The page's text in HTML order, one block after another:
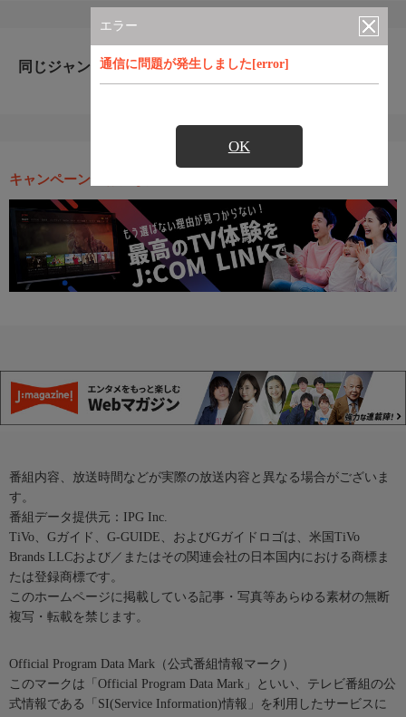
エラー
通信に問題が発生しました[error]
OK
同じジャンルのおすすめ番組
キャンペーン・お得な情報
番組内容、放送時間などが実際の放送内容と異なる場合がございま
す。
番組データ提供元：IPG Inc.
TiVo、Gガイド、G-GUIDE、およびGガイドロゴは、米国TiVo
Brands LLCおよび／またはその関連会社の日本国内における商標ま
たは登録商標です。
このホームページに掲載している記事・写真等あらゆる素材の無断
複写・転載を禁じます。
Official Program Data Mark（公式番組情報マーク）
このマークは「Official Program Data Mark」といい、テレビ番組の公
式情報である「SI(Service Information)情報」を利用したサービスに